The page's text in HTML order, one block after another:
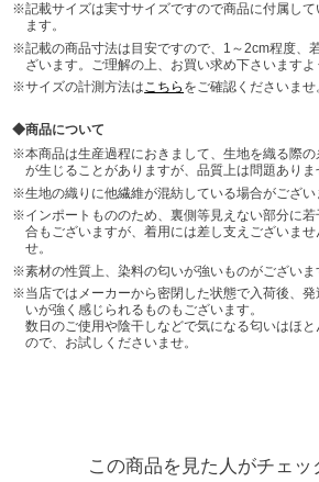
記載サイズは実寸サイズですので商品に付属し
ます。
記載の商品寸法は目安ですので、1～2cm程度、
ざいます。ご理解の上、お買い求め下さいますよ
サイズの計測方法はこちら をご確認くださいませ
商品について
本商品は生産過程におきまして、生地を織る際
が生じることがありますが、品質上は問題ありま
生地の織りに他繊維が混紡している場合がござい
インポートもののため、裏側等見えない部分に
合もございますが、着用には差し支えございま
せ。
素材の性質上、染料の匂いが強いものがございま
当店ではメーカーから密閉した状態で入荷後、
いが強く感じられるものもございます。
数日のご使用や陰干しなどで気になる匂いはほ
ので、お試しくださいませ。
この商品を見た人がチェッ